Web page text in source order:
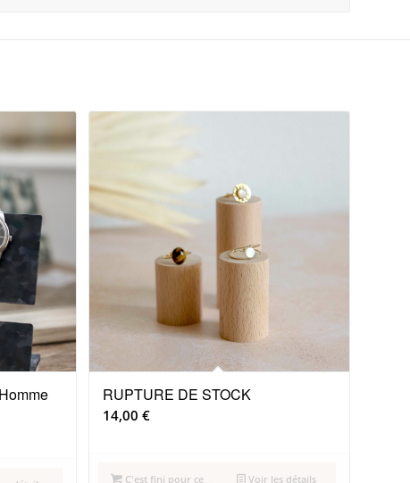
RUPTURE DE STOCK
14,00 €
C'est fini pour ce Voir les détails